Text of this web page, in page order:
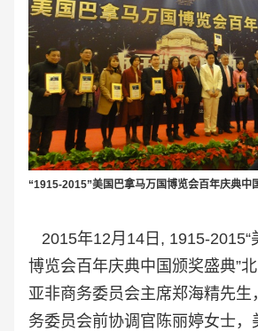
“1915-2015”美国巴拿马万国博览会百年庆典中
2015年12月14日, 1915-2015“
博览会百年庆典中国颁奖盛典”
亚非商务委员会主席郑海精先生
务委员会前协调官陈丽婷女士，